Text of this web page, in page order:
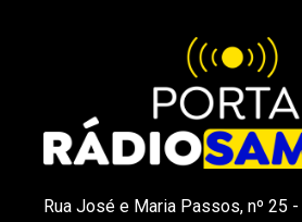
Rua José e Maria Passos, nº 25